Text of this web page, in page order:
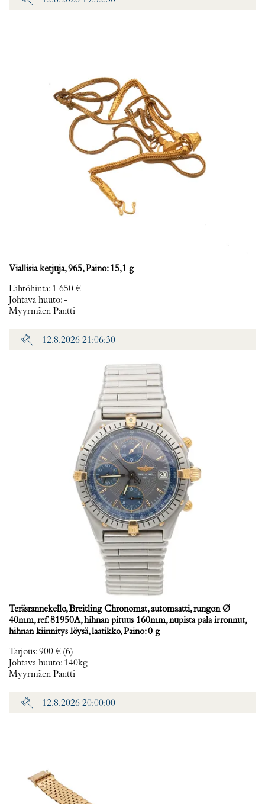
Viallisia ketjuja, 965, Paino: 15,1 g
Lähtöhinta: 1 650 €
Johtava huuto:-
Myyrmäen Pantti
12.8.2026 21:06:30
Teräsrannekello, Breitling Chronomat, automaatti, rungon Ø
40mm, ref. 81950A, hihnan pituus 160mm, nupista pala irronnut,
hihnan kiinnitys löysä, laatikko, Paino: 0 g
Tarjous:900 € (6)
Johtava huuto: 140kg
Myyrmäen Pantti
12.8.2026 20:00:00